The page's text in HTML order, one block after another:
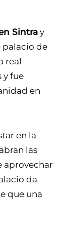
Sintray
palacio de
real
y fue
en
en la
las
aprovechar
da
que una